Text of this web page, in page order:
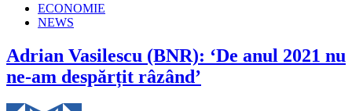
ECONOMIE
NEWS
Adrian Vasilescu (BNR): ‘De anul 2021 nu
ne-am despărțit râzând’